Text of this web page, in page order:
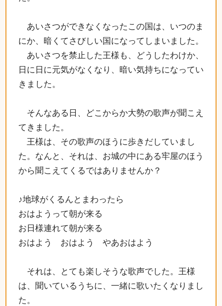
あいさつができなくなったこの国は、いつのま
にか、暗くてさびしい国になってしまいました。
あいさつを禁止した王様も、どうしたわけか、
日に日に元気がなくなり、暗い気持ちになってい
きました。
そんなある日、どこからか大勢の歌声が聞こえ
てきました。
王様は、その歌声のほうに歩きだしていまし
た。なんと、それは、お城の中にある牢屋のほう
から聞こえてくるではありませんか？
♪地球がくるんとまわったら
おはようって朝が来る
お日様連れて朝が来る
おはよう おはよう やあおはよう
それは、とても楽しそうな歌声でした。王様
は、聞いているうちに、一緒に歌いたくなりまし
た。